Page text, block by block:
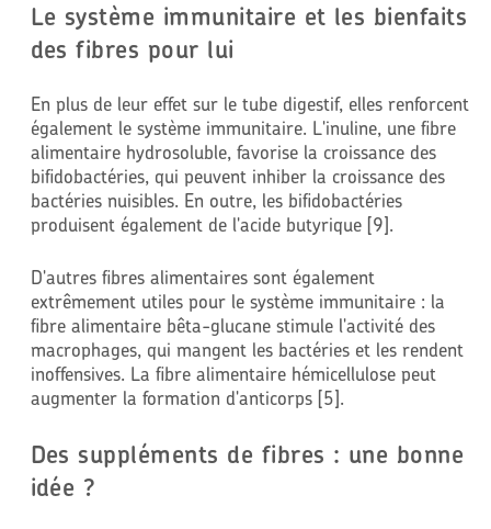
Le système immunitaire et les bienfaits
des fibres pour lui
En plus de leur effet sur le tube digestif, elles renforcent
également le système immunitaire. L'inuline, une fibre
alimentaire hydrosoluble, favorise la croissance des
bifidobactéries, qui peuvent inhiber la croissance des
bactéries nuisibles. En outre, les bifidobactéries
produisent également de l'acide butyrique [9].
D'autres fibres alimentaires sont également
extrêmement utiles pour le système immunitaire : la
fibre alimentaire bêta-glucane stimule l'activité des
macrophages, qui mangent les bactéries et les rendent
inoffensives. La fibre alimentaire hémicellulose peut
augmenter la formation d'anticorps [5].
Des suppléments de fibres : une bonne
idée ?